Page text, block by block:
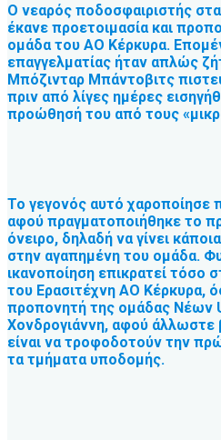
Ο νεαρός ποδοσφαιριστής
έκανε προετοιμασία και
ομάδα του ΑΟ Κέρκυρα.
επαγγελματίας ήταν απλώς
Μπόζινταρ Μπάντοβιτς
πριν από λίγες ημέρες
προώθησή του από τους
Το γεγονός αυτό χαροποίησε
αφού πραγματοποιήθηκε το
όνειρο, δηλαδή να γίνει
στην αγαπημένη του ομάδα.
ικανοποίηση επικρατεί τόσο
του Ερασιτέχνη ΑΟ Κέρκυρα,
προπονητή της ομάδας Νέων
Χονδρογιάννη, αφού άλλωστε
είναι να τροφοδοτούν την
τα τμήματα υποδομής.